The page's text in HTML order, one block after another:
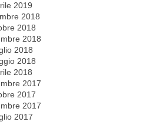
2019
2018
2018
2018
2018
2018
2018
2017
2017
2017
2017